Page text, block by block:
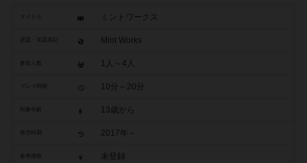
タイトル ミントワークス
Mint Works
参加人数 1人～4人
10分～20分
13歳から
2017年～
参考価格 未登録